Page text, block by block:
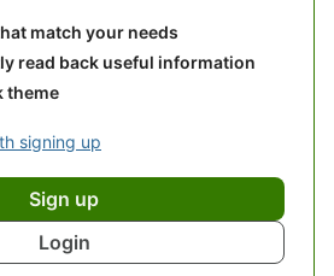
match your needs
read back useful information
theme
signing up
Sign up
Login